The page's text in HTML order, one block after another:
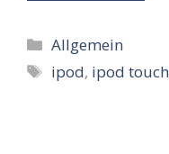
Kategorien
Allgemein
Schlagwörter
ipod, ipod touch